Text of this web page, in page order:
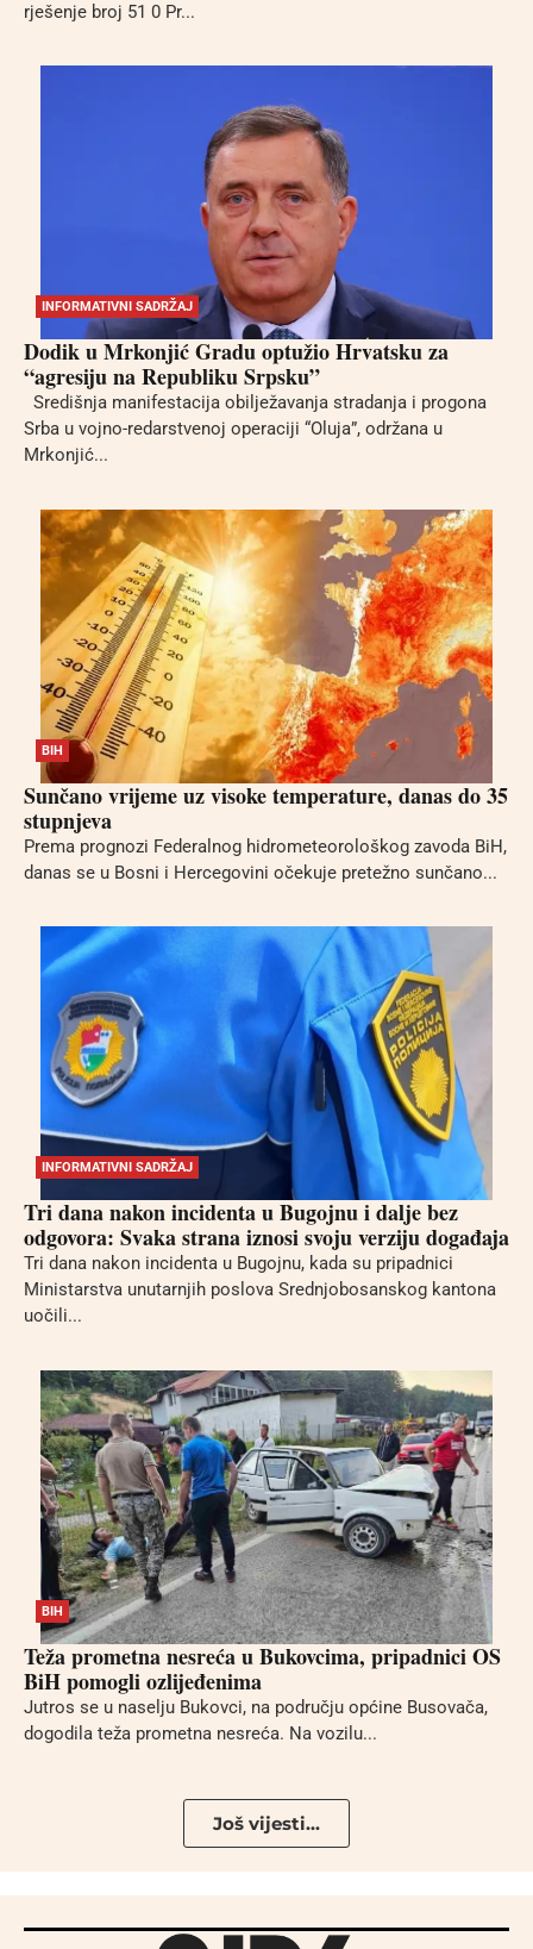
rješenje broj 51 0 Pr...
INFORMATIVNI SADRŽAJ
Dodik u Mrkonjić Gradu optužio Hrvatsku za
“agresiju na Republiku Srpsku”
Središnja manifestacija obilježavanja stradanja i progona
Srba u vojno-redarstvenoj operaciji “Oluja”, održana u
Mrkonjić...
BIH
Sunčano vrijeme uz visoke temperature, danas do 35
stupnjeva
Prema prognozi Federalnog hidrometeorološkog zavoda BiH,
danas se u Bosni i Hercegovini očekuje pretežno sunčano...
INFORMATIVNI SADRŽAJ
Tri dana nakon incidenta u Bugojnu i dalje bez
odgovora: Svaka strana iznosi svoju verziju događaja
Tri dana nakon incidenta u Bugojnu, kada su pripadnici
Ministarstva unutarnjih poslova Srednjobosanskog kantona
uočili...
BIH
Teža prometna nesreća u Bukovcima, pripadnici OS
BiH pomogli ozlijeđenima
Jutros se u naselju Bukovci, na području općine Busovača,
dogodila teža prometna nesreća. Na vozilu...
Još vijesti...